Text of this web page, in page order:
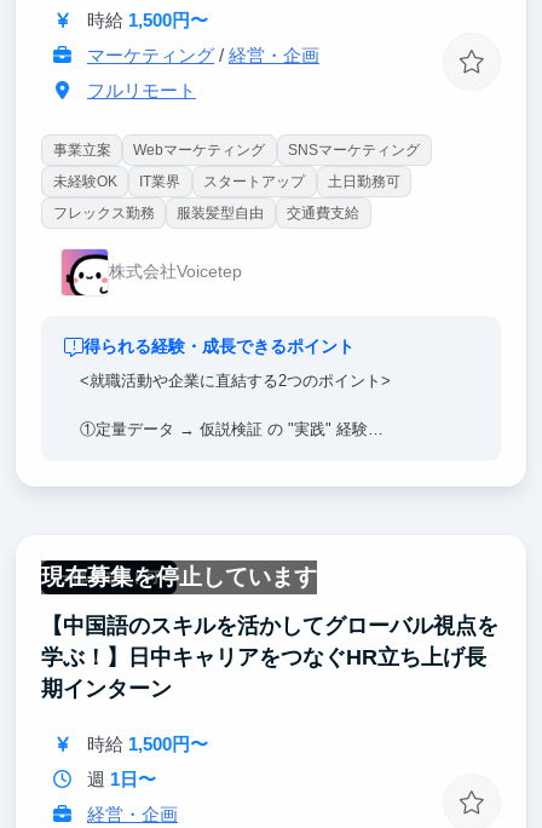
これらの経験は、就職活動で強いアピールポイントと
て、あなたのキャリアを力強く後押しします。
時給 1,500円〜
マーケティング/ 経営・企画
フルリモート
事業立案 Webマーケティング
SNSマーケティング
未経験OK
IT業界 スタートアップ
土日勤務可
フレックス勤務
服装髪型自由 交通費支給
株式会社Voicetep
得られる経験・成長できるポイント
<就職活動や企業に直結する2つのポイント>
①定量データ → 仮説検証 の "実践" 経験
セスは、どんな業界でも求められるマーケティング思
考の土台になります。
②マーティング → 企画立案 をつなぐ "即戦力" な経
験
マーケティングと密接に関わるアプリの機能の企画・
立案も出来るので、より総合的な実績も積むことがで
きます。
「誰に・何を・どう届けるか」を自分で設計し、結果
現在募集を停止しています
一部リモート可
【中国語のスキルを活かしてグローバル視点を
学ぶ！】日中キャリアをつなぐHR立ち上げ長
期インターン
時給 1,500円〜
週 1日〜
経営・企画